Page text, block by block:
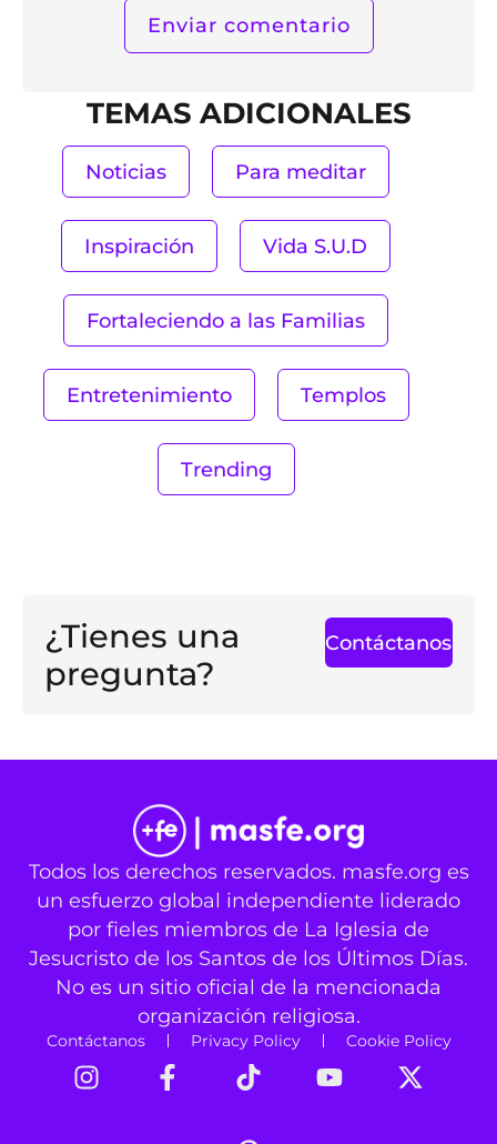
TEMAS ADICIONALES
Noticias Para meditar
Inspiración Vida S.U.D
Fortaleciendo a las Familias
Entretenimiento Templos
Trending
¿Tienes una
pregunta?
Contáctanos
Todos los derechos reservados. masfe.org es
un esfuerzo global independiente liderado
por fieles miembros de La Iglesia de
Jesucristo de los Santos de los Últimos Días.
No es un sitio oficial de la mencionada
organización religiosa.
Contáctanos Privacy Policy Cookie Policy